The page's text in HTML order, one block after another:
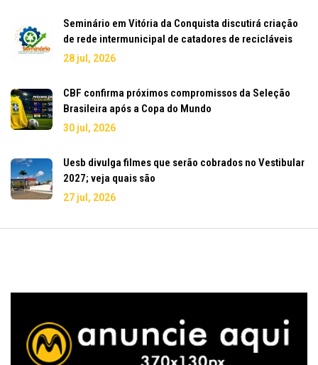
Seminário em Vitória da Conquista discutirá criação
de rede intermunicipal de catadores de recicláveis
28 jul, 2026
CBF confirma próximos compromissos da Seleção
Brasileira após a Copa do Mundo
30 jul, 2026
Uesb divulga filmes que serão cobrados no Vestibular
2027; veja quais são
27 jul, 2026